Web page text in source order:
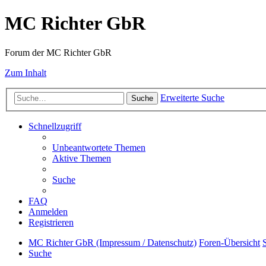
MC Richter GbR
Forum der MC Richter GbR
Zum Inhalt
Suche Erweiterte Suche
Schnellzugriff
Unbeantwortete Themen
Aktive Themen
Suche
FAQ
Anmelden
Registrieren
MC Richter GbR (Impressum / Datenschutz) Foren-Übersicht
Suche